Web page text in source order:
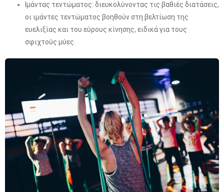
Ιμάντας τεντώματος: διευκολύνοντας τις βαθιές διατάσεις,
οι ιμάντες τεντώματος βοηθούν στη βελτίωση της
ευελιξίας και του εύρους κίνησης, ειδικά για τους
σφιχτούς μύες.